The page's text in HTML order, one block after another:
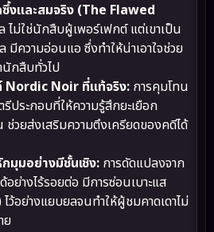
งและสมจริง (The Flawed
ไม่ใช่นักสืบผู้เพอร์เฟกต์ แต่เขาเป็น
ความอ่อนแอ ซึ่งทำให้น่าเอาใจช่วย
นักสืบทั่วไป
Nordic Noir ที่แท้จริง: การคุมโทน
ประกอบที่ให้ความรู้สึกยะเยือก
ช่วยส่งเสริมความตึงเครียดของคดีได้
มุมอย่างมีชั้นเชิง: การดัดแปลงจาก
อย่างไร้รอยต่อ มีการซ่อนเบาะแส
อย่างแยบยลจนทำให้ผู้ชมคาดเดาไม่
ย